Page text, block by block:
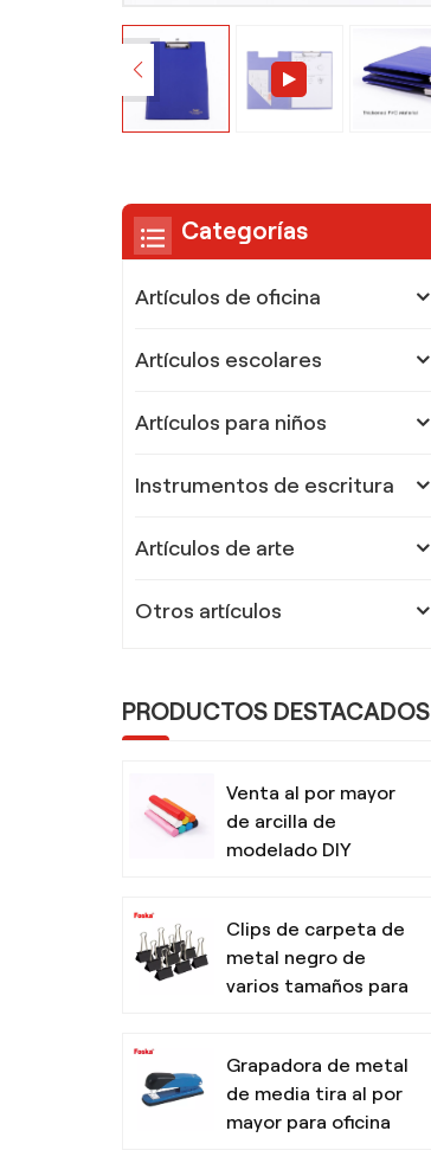
Categorías
Artículos de oficina
Artículos escolares
Artículos para niños
Instrumentos de escritura
Artículos de arte
Otros artículos
PRODUCTOS DESTACADOS
Venta al por mayor
de arcilla de
modelado DIY
herramientas
Clips de carpeta de
metal negro de
varios tamaños para
Grapadora de metal
de media tira al por
mayor para oficina